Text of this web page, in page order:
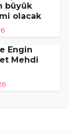
büyük
olacak
Engin
Mehdi